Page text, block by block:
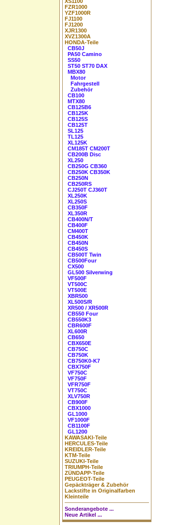
FZR1000
YZF1000R
FJ1100
FJ1200
XJR1300
XVZ1300A
HONDA-Teile
CB50J
PA50 Camino
SS50
ST50 ST70 DAX
MBX80
Motor
Fahrgestell
Zubehör
CB100
MTX80
CB125B6
CB125K
CB125S
CB125T
SL125
TL125
XL125K
CM185T CM200T
CB200B Disc
XL250
CB250G CB360
CB250K CB350K
CB250N
CB250RS
CJ250T CJ360T
XL250K
XL250S
CB350F
XL350R
CB400N/T
CB400F
CM400T
CB450K
CB450N
CB450S
CB500T Twin
CB500Four
CX500
GL500 Silverwing
VF500F
VT500C
VT500E
XBR500
XL500S/R
XR500 / XR500R
CB550 Four
CB550K3
CBR600F
XL600R
CB650
CBX650E
CB750C
CB750K
CB750K0-K7
CBX750F
VF750C
VF750F
VFR750F
VT750C
XLV750R
CB900F
CBX1000
GL1000
VF1000F
CB1100F
GL1200
KAWASAKI-Teile
HERCULES-Teile
KREIDLER-Teile
KTM-Teile
SUZUKI-Teile
TRIUMPH-Teile
ZÜNDAPP-Teile
PEUGEOT-Teile
Gepäckträger & Zubehör
Lackstifte in Originalfarben
Kleinteile
Sonderangebote ...
Neue Artikel ...